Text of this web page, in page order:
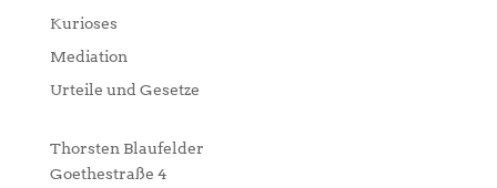
Kurioses
Mediation
Urteile und Gesetze
Thorsten Blaufelder
Goethestraße 4